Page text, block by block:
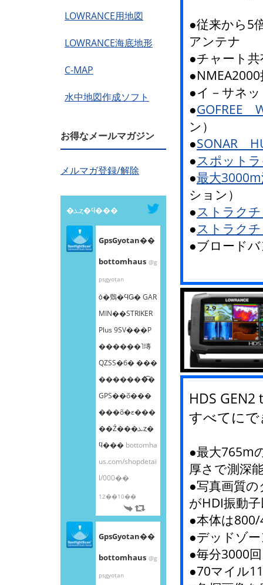
LOWRANCE用地図
LOWRANCE海底地形
C-MAP
水中地図作成ソフト
お得なメールマガジン
メルマガ登録/解除
�ܥȥ�ϥ���
GpsGyotan��
bottomhaus @g
psgyotan
ȯ�䳫�ϤǤ� GAR
MIN��STRIKER
Plus 9SV���Ρ
����ܸ��˥塼
QZSS�б� ���
�������͡�
GPS��õ���
���õ�ε���
��Ź���ܥȥ�
ϥ��� bottomha
us.com/shopdetai
l/000��
12��10��
GpsGyotan��
bottomhaus @g
psgyotan
●従来から5
アンテナ
●チャート
●イ－サネ
●GOFREE
ン）
●SONAR
●スポット
●最大
ション）
●ストラク
●ストラク
●ブロード
HDS GEN2
すべてに
●最大765m
厚さで測深
●写真画質
がHDI振動
●本体は
●デッドゾ
●毎分3000
●70マイル